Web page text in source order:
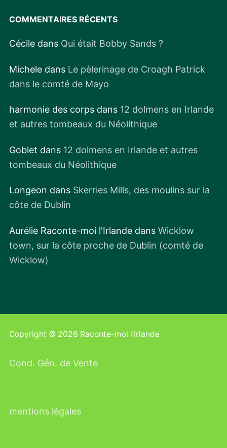
COMMENTAIRES RÉCENTS
Cécile dans Qui était Bobby Sands ?
Michele dans Le pèlerinage de Croagh Patrick
dans le comté de Mayo
harmonie des corps dans 12 dolmens en Irlande
et autres tombeaux du Néolithique
Goblet dans 12 dolmens en Irlande et autres
tombeaux du Néolithique
Longeon dans Skerries Mills, des moulins sur la
côte de Dublin
Aurélie Raconte-moi l'Irlande dans Wicklow
town, sur la côte proche de Dublin (comté de
Wicklow)
Copyright © 2026 Raconte-moi l'Irlande
Cond. Gén. de Vente
mentions légales